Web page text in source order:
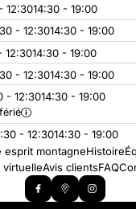
12:3014:30 - 19:00
- 12:3014:30 - 19:00
12:3014:30 - 19:00
- 12:3014:30 - 19:00
- 12:3014:30 - 19:00
- 12:3014:30 - 19:00
esprit montagneHistoire
virtuelleAvis clientsFAQ